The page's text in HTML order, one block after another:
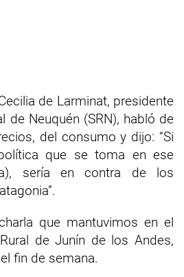
de Larminat, presidente
de Neuquén (SRN), habló de
del consumo y dijo: “Si
que se toma en ese
sería en contra de los
que mantuvimos en el
de Junín de los Andes,
fin de semana.